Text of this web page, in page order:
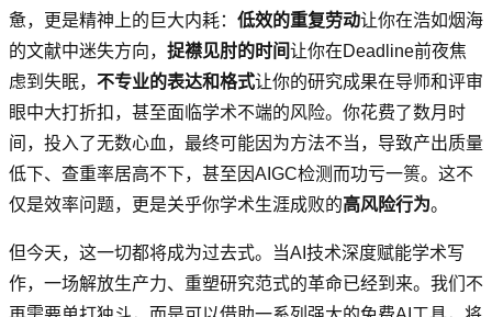
惫，更是精神上的巨大内耗： 低效的重复劳动让你在浩如烟海
的文献中迷失方向， 捉襟见肘的时间让你在Deadline前夜焦
虑到失眠， 不专业的表达和格式让你的研究成果在导师和评审
眼中大打折扣，甚至面临学术不端的风险。你花费了数月时
间，投入了无数心血，最终可能因为方法不当，导致产出质量
低下、查重率居高不下，甚至因AIGC检测而功亏一篑。这不
仅是效率问题，更是关乎你学术生涯成败的高风险行为。
但今天，这一切都将成为过去式。当AI技术深度赋能学术写
作，一场解放生产力、重塑研究范式的革命已经到来。我们不